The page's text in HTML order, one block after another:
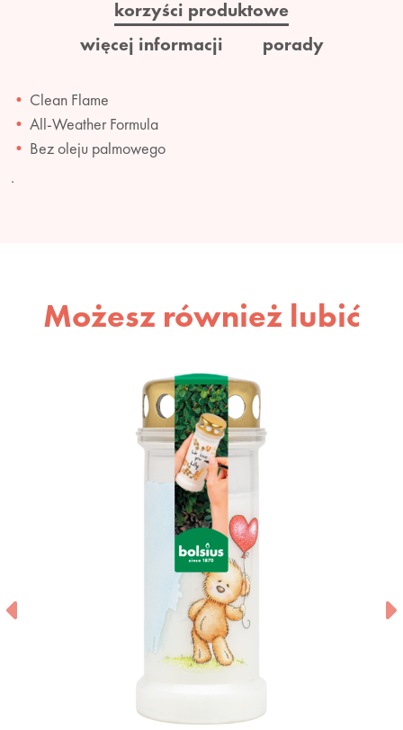
korzyści produktowe
więcej informacji
porady
Clean Flame
All-Weather Formula
Bez oleju palmowego
.
Możesz również lubić